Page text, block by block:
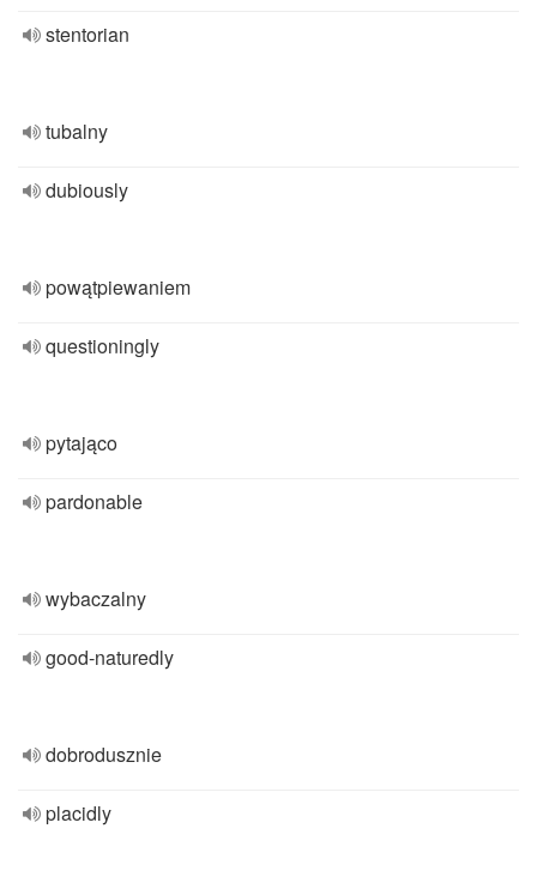
stentorian
tubalny
dubiously
powątpiewaniem
questioningly
pytająco
pardonable
wybaczalny
good-naturedly
dobrodusznie
placidly